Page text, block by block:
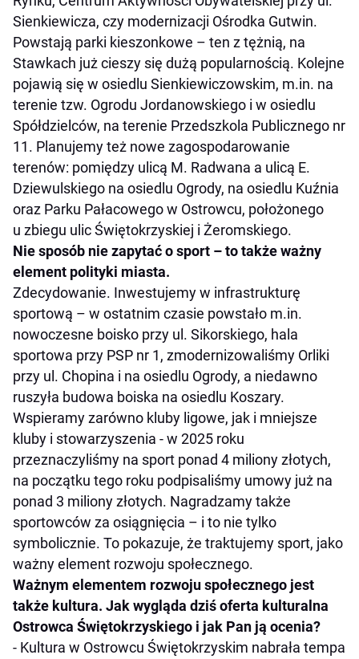
Sienkiewicza, czy modernizacji Ośrodka Gutwin.
Powstają parki kieszonkowe – ten z tężnią, na
Stawkach już cieszy się dużą popularnością. Kolejne
pojawią się w osiedlu Sienkiewiczowskim, m.in. na
terenie tzw. Ogrodu Jordanowskiego i w osiedlu
Spółdzielców, na terenie Przedszkola Publicznego nr
11. Planujemy też nowe zagospodarowanie
terenów: pomiędzy ulicą M. Radwana a ulicą E.
Dziewulskiego na osiedlu Ogrody, na osiedlu Kuźnia
oraz Parku Pałacowego w Ostrowcu, położonego
u zbiegu ulic Świętokrzyskiej i Żeromskiego.
Nie sposób nie zapytać o sport – to także ważny
element polityki miasta.
Zdecydowanie. Inwestujemy w infrastrukturę
sportową – w ostatnim czasie powstało m.in.
nowoczesne boisko przy ul. Sikorskiego, hala
sportowa przy PSP nr 1, zmodernizowaliśmy Orliki
przy ul. Chopina i na osiedlu Ogrody, a niedawno
ruszyła budowa boiska na osiedlu Koszary.
Wspieramy zarówno kluby ligowe, jak i mniejsze
kluby i stowarzyszenia - w 2025 roku
przeznaczyliśmy na sport ponad 4 miliony złotych,
na początku tego roku podpisaliśmy umowy już na
ponad 3 miliony złotych. Nagradzamy także
sportowców za osiągnięcia – i to nie tylko
symbolicznie. To pokazuje, że traktujemy sport, jako
ważny element rozwoju społecznego.
Ważnym elementem rozwoju społecznego jest
także kultura. Jak wygląda dziś oferta kulturalna
Ostrowca Świętokrzyskiego i jak Pan ją ocenia?
- Kultura w Ostrowcu Świętokrzyskim nabrała tempa